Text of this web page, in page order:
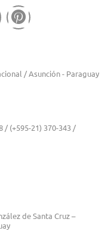
/ Asunción - Paraguay
/ (+595-21) 370-343 /
de Santa Cruz –